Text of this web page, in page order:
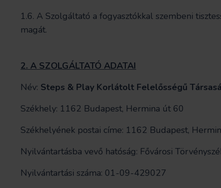
1.6. A Szolgáltató a fogyasztókkal szembeni
magát.
2. A SZOLGÁLTATÓ ADATAI
Név: Steps & Play Korlátolt Felelősségű
Székhely: 1162 Budapest, Hermina út 60
Székhelyének postai címe: 1162 Budapest,
Nyilvántartásba vevő hatóság: Fővárosi
Nyilvántartási száma: 01-09-429027